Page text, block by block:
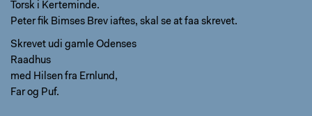
Torsk i Kerteminde.
Peter fik Bimses Brev iaftes, skal se at faa skrevet.
Skrevet udi gamle Odenses
Raadhus
med Hilsen fra Ernlund,
Far og Puf.